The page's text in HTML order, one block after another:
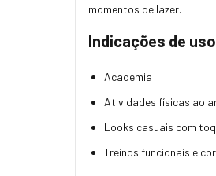
momentos de lazer.
Indicações de
Academia
Atividades físicas ao
Looks casuais com
Treinos funcionais e